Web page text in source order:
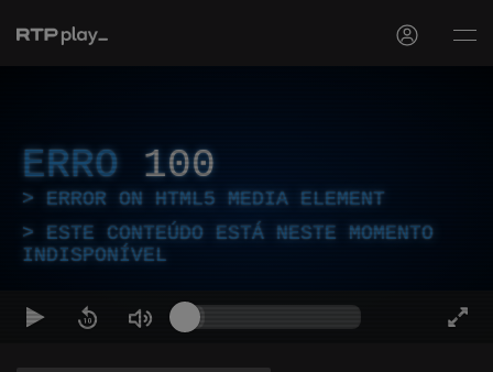
ERRO 100
ERROR ON HTML5 MEDIA ELEMENT
ESTE CONTEÚDO ESTÁ NESTE MOMENTO
INDISPONÍVEL